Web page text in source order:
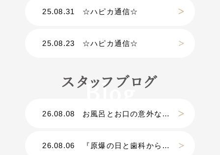
25.08.31 ☆ハピカ通信☆
25.08.23 ☆ハピカ通信☆
スタッフブログ
26.08.08 お風呂とお口の意外な関係
26.08.06 『原爆の日と歯科から考える災害』